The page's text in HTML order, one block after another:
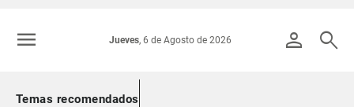
Colombia
person search
Jueves, 6 de Agosto de 2026
menu
Temas recomendados